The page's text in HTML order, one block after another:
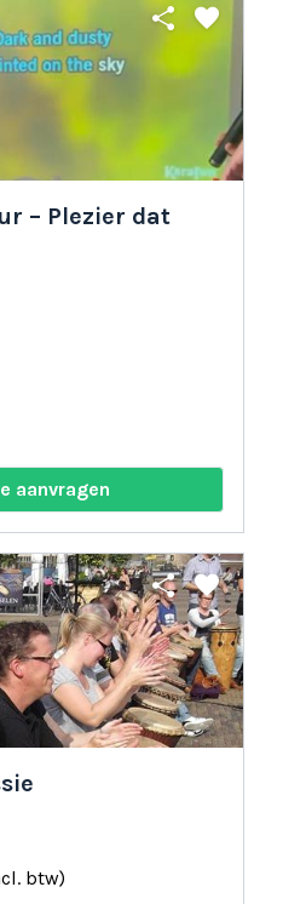
share favorite
– Plezier dat
aanvragen
share favorite
btw)